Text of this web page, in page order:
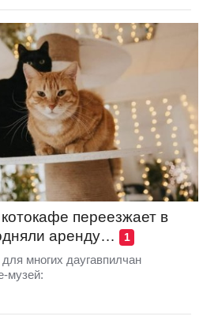
переезжает в
аренду…
1
многих даугавпилчан
музей: